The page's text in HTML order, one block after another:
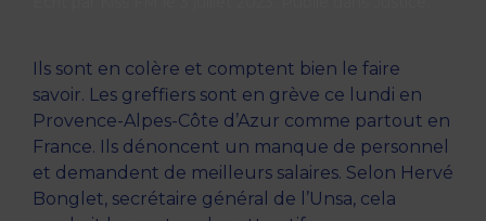
Ils sont en colère et comptent bien le faire
savoir. Les greffiers sont en grève ce lundi en
Provence-Alpes-Côte d’Azur comme partout en
France. Ils dénoncent un manque de personnel
et demandent de meilleurs salaires. Selon Hervé
Bonglet, secrétaire général de l’Unsa, cela